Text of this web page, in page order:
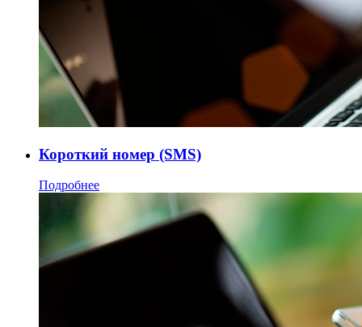
Короткий номер (SMS)
Подробнее